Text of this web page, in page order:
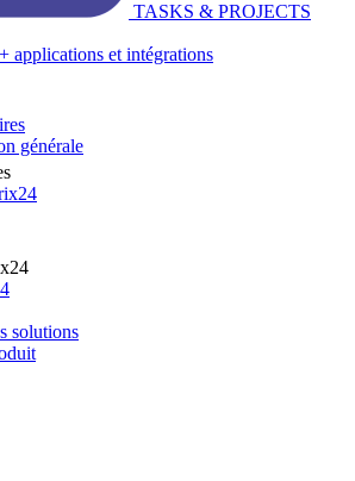
TASKS & PROJECTS
applications et intégrations
générale
solutions